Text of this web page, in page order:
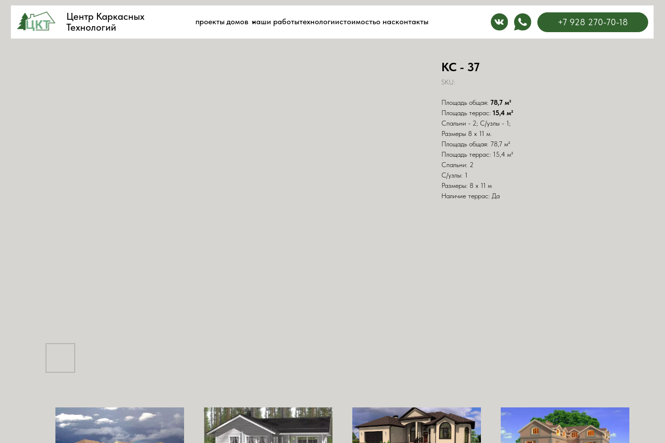
Центр Каркасных
Технологий проекты домов наши работытехнологиистоимостьо насконтакты +7 928 270-70-18
КС - 37
SKU:
Площадь общая: 78,7 м²
Площадь террас: 15,4 м²
Спальни - 2; С/узлы - 1;
Размеры 8 х 11 м.
Площадь общая: 78,7 м²
Площадь террас: 15,4 м²
Спальни: 2
С/узлы: 1
Размеры: 8 х 11 м
Наличие террас: Да